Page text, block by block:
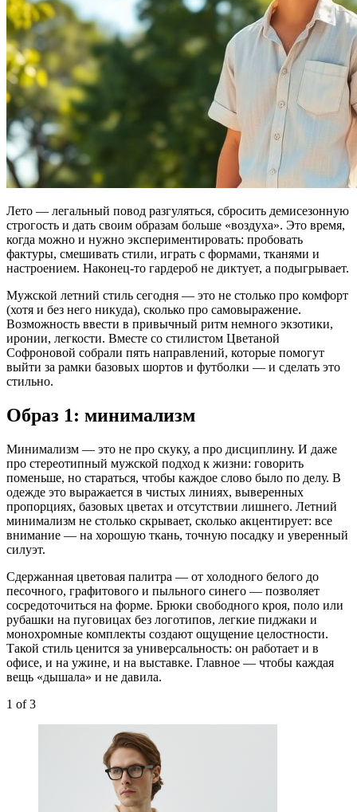
Лето — легальный повод разгуляться, сбросить демисезонную
строгость и дать своим образам больше «воздуха». Это время,
когда можно и нужно экспериментировать: пробовать
фактуры, смешивать стили, играть с формами, тканями и
настроением. Наконец-то гардероб не диктует, а подыгрывает.
Мужской летний стиль сегодня — это не столько про комфорт
(хотя и без него никуда), сколько про самовыражение.
Возможность ввести в привычный ритм немного экзотики,
иронии, легкости. Вместе со стилистом Цветаной
Софроновой собрали пять направлений, которые помогут
выйти за рамки базовых шортов и футболки — и сделать это
стильно.
Образ 1: минимализм
Минимализм — это не про скуку, а про дисциплину. И даже
про стереотипный мужской подход к жизни: говорить
поменьше, но стараться, чтобы каждое слово было по делу. В
одежде это выражается в чистых линиях, выверенных
пропорциях, базовых цветах и отсутствии лишнего. Летний
минимализм не столько скрывает, сколько акцентирует: все
внимание — на хорошую ткань, точную посадку и уверенный
силуэт.
Сдержанная цветовая палитра — от холодного белого до
песочного, графитового и пыльного синего — позволяет
сосредоточиться на форме. Брюки свободного кроя, поло или
рубашки на пуговицах без логотипов, легкие пиджаки и
монохромные комплекты создают ощущение целостности.
Такой стиль ценится за универсальность: он работает и в
офисе, и на ужине, и на выставке. Главное — чтобы каждая
вещь «дышала» и не давила.
1 of 3